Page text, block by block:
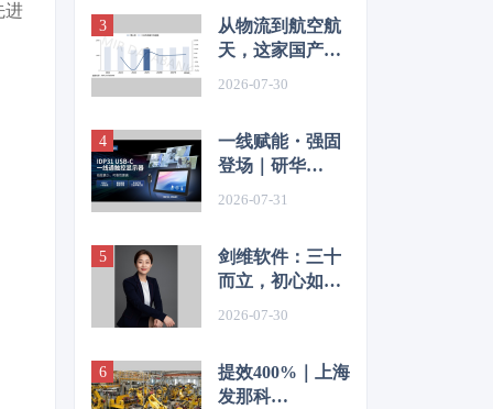
进
从物流到航空航
天，这家国产传
感器企业凭一流
景
2026-07-30
一线赋能・强固
登场｜研华
IDP31 USBC
2026-07-31
剑维软件：三十
而立，初心如
磬，助力并见证
丽转身
2026-07-30
提效400%｜上海
发那科